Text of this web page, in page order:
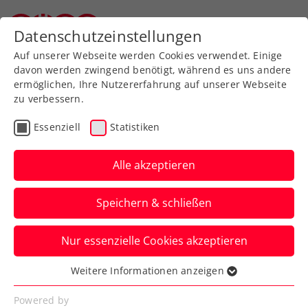
Breitensport
Mehr als 400.000 Menschen
spielen in Österreich
Datenschutzeinstellungen
Auf unserer Webseite werden Cookies verwendet. Einige
davon werden zwingend benötigt, während es uns andere
ermöglichen, Ihre Nutzererfahrung auf unserer Webseite
zu verbessern.
Essenziell Statistiken
Alle akzeptieren
Speichern & schließen
Nur essenzielle Cookies akzeptieren
Essenziell
Essenzielle Cookies werden für grundlegende
Weitere Informationen anzeigen
Powered by